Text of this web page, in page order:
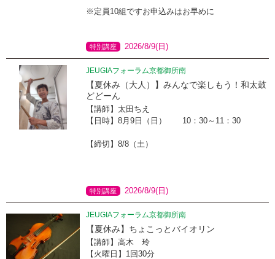
※定員10組ですお申込みはお早めに
特別講座 2026/8/9(日)
JEUGIAフォーラム京都御所南
【夏休み（大人）】みんなで楽しもう！和太鼓
どどーん
【講師】太田ちえ
【日時】8月9日（日） 10：30～11：30
【締切】8/8（土）
特別講座 2026/8/9(日)
JEUGIAフォーラム京都御所南
【夏休み】ちょこっとバイオリン
【講師】高木 玲
【火曜日】1回30分